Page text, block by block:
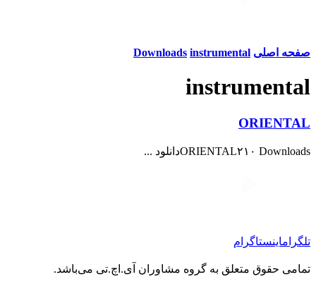
صفحه اصلی Downloads instrumental
instrumental
ORIENTAL
ORIENTAL۲۱۰ Downloadsدانلود ...
تلگراماینستاگرام
تمامی حقوق متعلق به گروه مشاوران آی.اچ.تی می‌باشد.